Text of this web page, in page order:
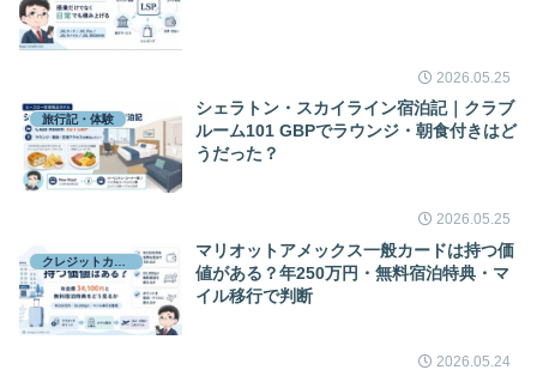
2026.05.25
旅行記・体験
シェラトン・スカイライン宿泊記｜クラブ
ルーム101 GBPでラウンジ・朝食付きはど
うだった？
2026.05.25
マリオットアメックス一般カードは持つ価
値がある？年250万円・無料宿泊特典・マ
イル移行で判断
2026.05.24